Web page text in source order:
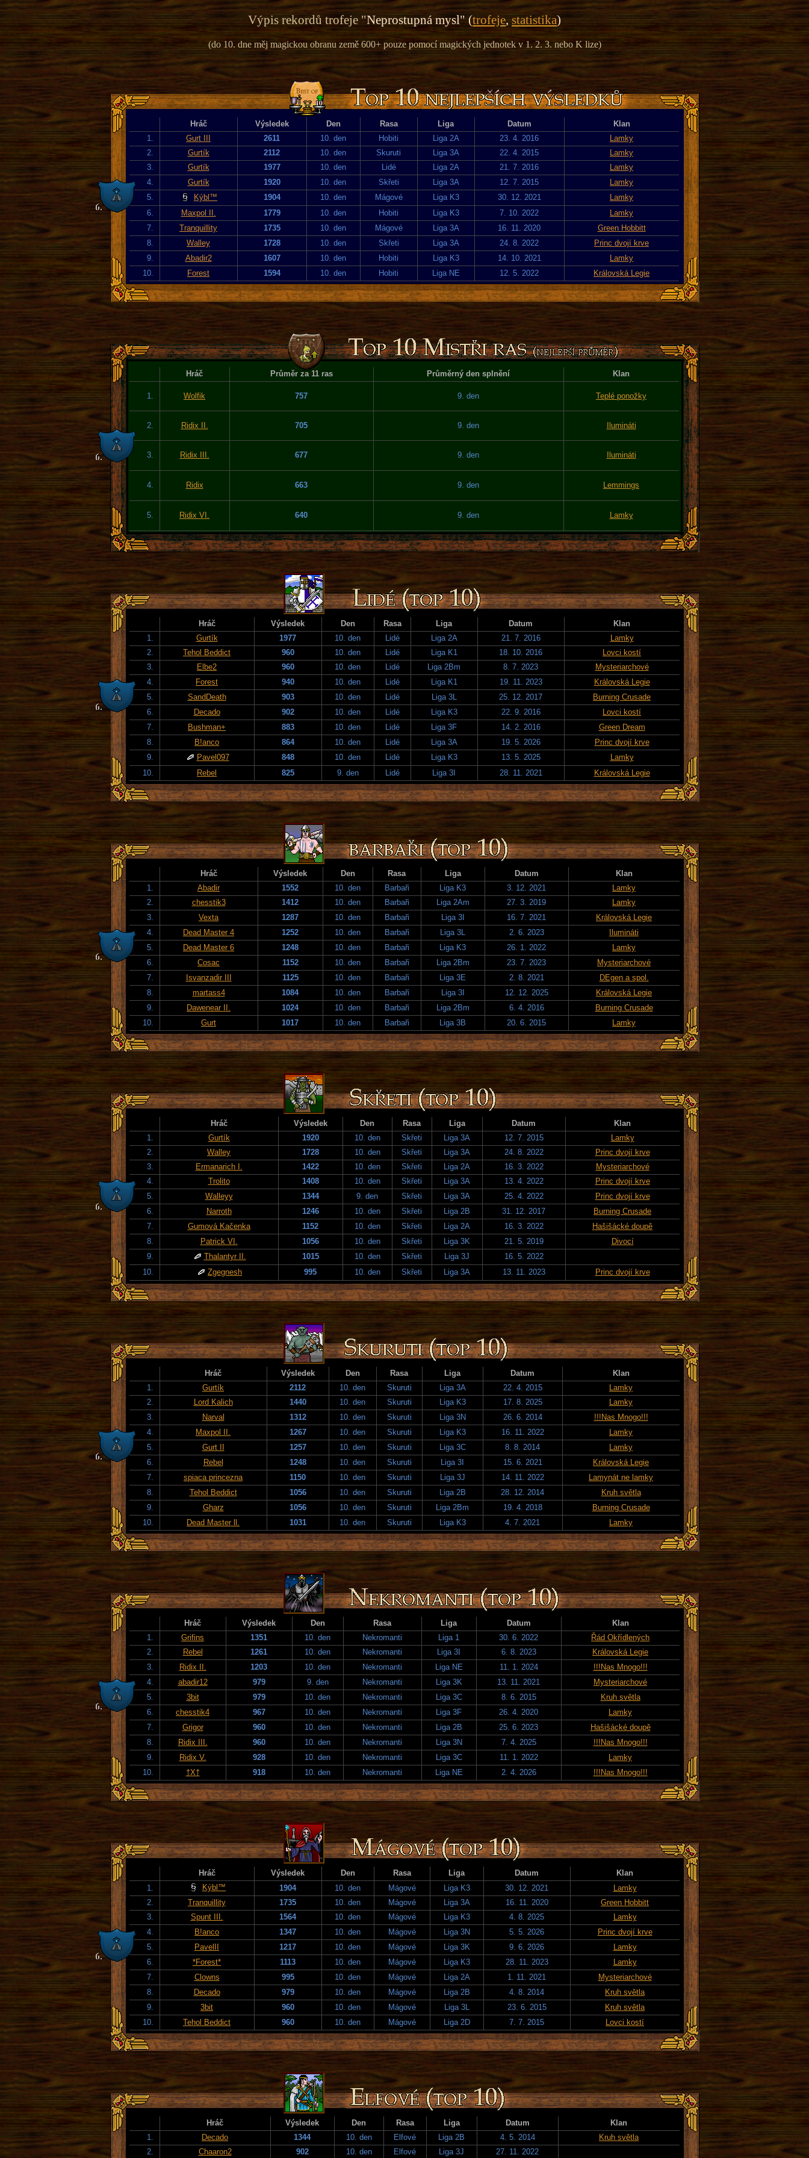
Výpis rekordů trofeje "Neprostupná mysl" (trofeje,statistika)
(do 10. dne měj magickou obranu země 600+ pouze pomocí magických jednotek v 1. 2. 3. nebo K lize)
Hráč Výsledek Den Rasa Liga Datum
Klan
1.
Gurt III 2611 10. den Hobiti Liga 2A 23. 4. 2016
Lamky
2.
Gurtík 2112 10. den Skuruti Liga 3A 22. 4. 2015
Lamky
3.
Gurtík 1977 10. den Lidé Liga 2A 21. 7. 2016
Lamky
4.
Gurtík 1920 10. den Skřeti Liga 3A 12. 7. 2015
Lamky
5.
Kýbl™ 1904 10. den Mágové Liga K3 30. 12. 2021
Lamky
6.
Maxpol II. 1779 10. den Hobiti Liga K3 7. 10. 2022
Lamky
7.
Tranquillity 1735 10. den Mágové Liga 3A 16. 11. 2020
Green Hobbitt
8.
Walley 1728 10. den Skřeti Liga 3A 24. 8. 2022
Princ dvojí krve
9.
Abadir2 1607 10. den Hobiti Liga K3 14. 10. 2021
Lamky
10.
Forest 1594 10. den Hobiti Liga NE 12. 5. 2022 Královská Legie
Hráč Průměr za 11 ras Průměrný den splnění Klan
1. Wolfik 757 9. den Teplé ponožky
2. Ridix II. 705 9. den Ilumináti
3. Ridix III. 677 9. den Ilumináti
4. Ridix 663 9. den Lemmings
5. Ridix VI. 640 9. den Lamky
Hráč Výsledek Den Rasa Liga Datum
Klan
1.
Gurtík 1977 10. den Lidé Liga 2A 21. 7. 2016
Lamky
2.
Tehol Beddict 960 10. den Lidé Liga K1 18. 10. 2016
Lovci kostí
3.
Elbe2 960 10. den Lidé Liga 2Bm 8. 7. 2023
Mysteriarchové
4.
Forest 940 10. den Lidé Liga K1 19. 11. 2023
Královská Legie
5.
SandDeath 903 10. den Lidé Liga 3L 25. 12. 2017
Burning Crusade
6.
Decado 902 10. den Lidé Liga K3 22. 9. 2016
Lovci kostí
7.
Bushman+ 883 10. den Lidé Liga 3F 14. 2. 2016
Green Dream
8.
B!anco 864 10. den Lidé Liga 3A 19. 5. 2026
Princ dvojí krve
9.
Pavel097 848 10. den Lidé Liga K3 13. 5. 2025
Lamky
10.
Rebel 825 9. den Lidé Liga 3I 28. 11. 2021 Královská Legie
Hráč Výsledek Den Rasa Liga Datum
Klan
1.
Abadir 1552 10. den Barbaři Liga K3 3. 12. 2021
Lamky
2.
chesstik3 1412 10. den Barbaři Liga 2Am 27. 3. 2019
Lamky
3.
Vexta 1287 10. den Barbaři Liga 3I 16. 7. 2021
Královská Legie
4.
Dead Master 4 1252 10. den Barbaři Liga 3L 2. 6. 2023
Ilumináti
5.
Dead Master 6 1248 10. den Barbaři Liga K3 26. 1. 2022
Lamky
6.
Cosac 1152 10. den Barbaři Liga 2Bm 23. 7. 2023
Mysteriarchové
7.
Isvanzadir III 1125 10. den Barbaři Liga 3E 2. 8. 2021
DEgen a spol.
8.
martass4 1084 10. den Barbaři Liga 3I 12. 12. 2025
Královská Legie
9.
Dawenear II. 1024 10. den Barbaři Liga 2Bm 6. 4. 2016
Burning Crusade
10.
Gurt 1017 10. den Barbaři Liga 3B 20. 6. 2015 Lamky
Hráč Výsledek Den Rasa Liga Datum
Klan
1.
Gurtík 1920 10. den Skřeti Liga 3A 12. 7. 2015
Lamky
2.
Walley 1728 10. den Skřeti Liga 3A 24. 8. 2022
Princ dvojí krve
3.
Ermanarich I. 1422 10. den Skřeti Liga 2A 16. 3. 2022
Mysteriarchové
4.
Trolito 1408 10. den Skřeti Liga 3A 13. 4. 2022
Princ dvojí krve
5.
Walleyy 1344 9. den Skřeti Liga 3A 25. 4. 2022
Princ dvojí krve
6.
Narroth 1246 10. den Skřeti Liga 2B 31. 12. 2017
Burning Crusade
7.
Gumová Kačenka 1152 10. den Skřeti Liga 2A 16. 3. 2022
Hašišácké doupě
8.
Patrick VI. 1056 10. den Skřeti Liga 3K 21. 5. 2019
Divocí
9.
Thalantyr II. 1015 10. den Skřeti Liga 3J
16. 5. 2022
10.
Zgegnesh 995 10. den Skřeti Liga 3A 13. 11. 2023 Princ dvojí krve
Hráč Výsledek Den Rasa Liga Datum
Klan
1.
Gurtík 2112 10. den Skuruti Liga 3A 22. 4. 2015
Lamky
2.
Lord Kalich 1440 10. den Skuruti Liga K3 17. 8. 2025
Lamky
3.
Narval 1312 10. den Skuruti Liga 3N 26. 6. 2014
!!!Nas Mnogo!!!
4.
Maxpol II. 1267 10. den Skuruti Liga K3 16. 11. 2022
Lamky
5.
Gurt II 1257 10. den Skuruti Liga 3C 8. 8. 2014
Lamky
6.
Rebel 1248 10. den Skuruti Liga 3I 15. 6. 2021
Královská Legie
7.
spiaca princezna 1150 10. den Skuruti Liga 3J 14. 11. 2022
Lamynát ne lamky
8.
Tehol Beddict 1056 10. den Skuruti Liga 2B 28. 12. 2014
Kruh světla
9.
Gharz 1056 10. den Skuruti Liga 2Bm 19. 4. 2018
Burning Crusade
10.
Dead Master ll. 1031 10. den Skuruti Liga K3 4. 7. 2021 Lamky
Hráč Výsledek Den Rasa Liga Datum
Klan
1.
Grifins 1351 10. den Nekromanti Liga 1 30. 6. 2022
Řád Okřídlených
2.
Rebel 1261 10. den Nekromanti Liga 3I 6. 8. 2023
Královská Legie
3.
Ridix II. 1203 10. den Nekromanti Liga NE 11. 1. 2024
!!!Nas Mnogo!!!
4.
abadir12 979 9. den Nekromanti Liga 3K 13. 11. 2021
Mysteriarchové
5.
3bit 979 10. den Nekromanti Liga 3C 8. 6. 2015
Kruh světla
6.
chesstik4 967 10. den Nekromanti Liga 3F 26. 4. 2020
Lamky
7.
Grigor 960 10. den Nekromanti Liga 2B 25. 6. 2023
Hašišácké doupě
8.
Ridix III. 960 10. den Nekromanti Liga 3N 7. 4. 2025
!!!Nas Mnogo!!!
9.
Ridix V. 928 10. den Nekromanti Liga 3C 11. 1. 2022
Lamky
10.
†X† 918 10. den Nekromanti Liga NE 2. 4. 2026 !!!Nas Mnogo!!!
Hráč Výsledek Den Rasa Liga Datum
Klan
1.
Kýbl™ 1904 10. den Mágové Liga K3 30. 12. 2021
Lamky
2.
Tranquillity 1735 10. den Mágové Liga 3A 16. 11. 2020
Green Hobbitt
3.
Spunt III. 1564 10. den Mágové Liga K3 4. 8. 2025
Lamky
4.
B!anco 1347 10. den Mágové Liga 3N 5. 5. 2026
Princ dvojí krve
5.
PavelII 1217 10. den Mágové Liga 3K 9. 6. 2026
Lamky
6.
*Forest* 1113 10. den Mágové Liga K3 28. 11. 2023
Lamky
7.
Clowns 995 10. den Mágové Liga 2A 1. 11. 2021
Mysteriarchové
8.
Decado 979 10. den Mágové Liga 2B 4. 8. 2014
Kruh světla
9.
3bit 960 10. den Mágové Liga 3L 23. 6. 2015
Kruh světla
10.
Tehol Beddict 960 10. den Mágové Liga 2D 7. 7. 2015 Lovci kostí
Hráč Výsledek Den Rasa Liga Datum
Klan
1.
Decado 1344 10. den Elfové Liga 2B 4. 5. 2014
Kruh světla
2.
Chaaron2 902 10. den Elfové Liga 3J 27. 11. 2022